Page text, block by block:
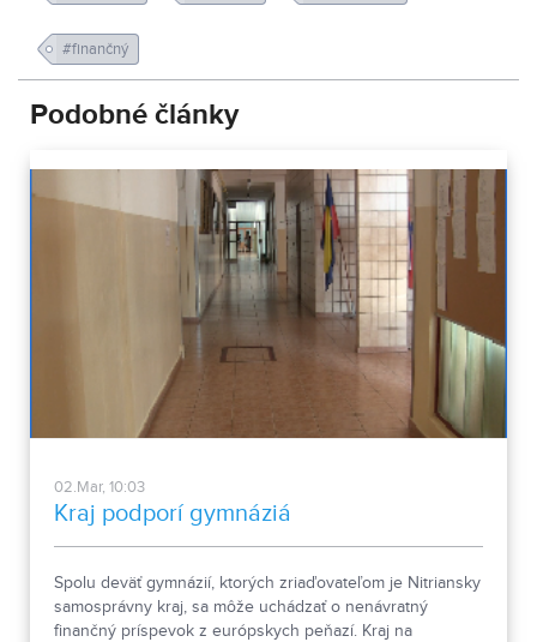
#finančný
Podobné články
02.Mar, 10:03
Kraj podporí gymnáziá
Spolu deväť gymnázií, ktorých zriaďovateľom je Nitriansky
samosprávny kraj, sa môže uchádzať o nenávratný
finančný príspevok z európskych peňazí. Kraj na